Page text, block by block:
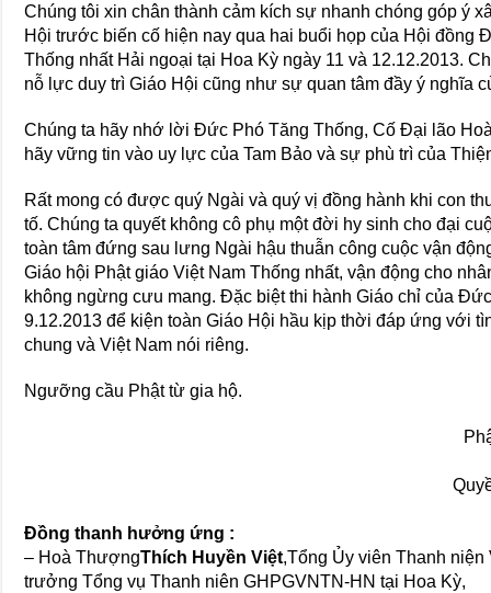
Chúng tôi xin chân thành cảm kích sự nhanh chóng góp ý
Hội trước biến cố hiện nay qua hai buổi họp của Hội đồng
Thống nhất Hải ngoại tại Hoa Kỳ ngày 11 và 12.12.2013.
nỗ lực duy trì Giáo Hội cũng như sự quan tâm đầy ý nghĩa
Chúng ta hãy nhớ lời Đức Phó Tăng Thống, Cố Đại lão
hãy vững tin vào uy lực của Tam Bảo và sự phù trì của
Rất mong có được quý Ngài và quý vị đồng hành khi con
tố. Chúng ta quyết không cô phụ một đời hy sinh cho đại
toàn tâm đứng sau lưng Ngài hậu thuẫn công cuộc vận
Giáo hội Phật giáo Việt Nam Thống nhất, vận động cho
không ngừng cưu mang. Đặc biệt thi hành Giáo chỉ của
9.12.2013 để kiện toàn Giáo Hội hầu kịp thời đáp ứng với
chung và Việt Nam nói riêng.
Ngưỡng cầu Phật từ gia hộ.
Đồng thanh hưởng ứng :
– Hoà ThượngThích Huyền Việt,Tổng Ủy viên Thanh
trưởng Tổng vụ Thanh niên GHPGVNTN-HN tại Hoa Kỳ,